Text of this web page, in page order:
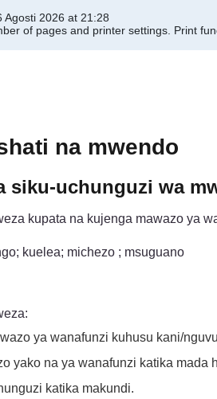
Agosti 2026 at 21:28
of pages and printer settings. Print
na mwendo
siku-uchunguzi wa
kupata na kujenga mawazo ya
kuelea; michezo ; msuguano
ya wanafunzi kuhusu kani/
yako na ya wanafunzi katika mada
katika makundi.